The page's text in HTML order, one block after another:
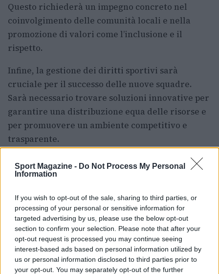
Sport Magazine - Do Not Process My Personal
Information
If you wish to opt-out of the sale, sharing to third parties, or
processing of your personal or sensitive information for
targeted advertising by us, please use the below opt-out
section to confirm your selection. Please note that after your
opt-out request is processed you may continue seeing
interest-based ads based on personal information utilized by
us or personal information disclosed to third parties prior to
your opt-out. You may separately opt-out of the further
Questo richiederà un impegno concreto nel
coinvolgimento delle comunità locali e nella
promozione di valori come l’inclusione e il
rispetto.
Infine, la gestione dei diritti sportivi sarà
cruciale per il successo delle nuove squadre.
Sarà necessario trovare soluzioni innovative per
garantire una distribuzione equa delle risorse e
per promuovere un ambiente competitivo e
trasparente.
Francesca Lombardi, fiorentina, prese appunti
tecnici dal primo box di un circuito toscano e
da allora firma approfondimenti sui motori. In
redazione sostiene un approccio metodico
alle prove su pista, cura il format 'tecnica e
cronaca' e conserva i fogli di appunti del
debutto tecnico in autodromo.